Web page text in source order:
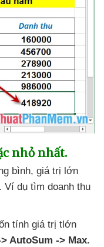
nhỏ nhất.
bình, giá trị lớn
. Ví dụ tìm doanh thu
tính giá trị tlớn
AutoSum -> Max.